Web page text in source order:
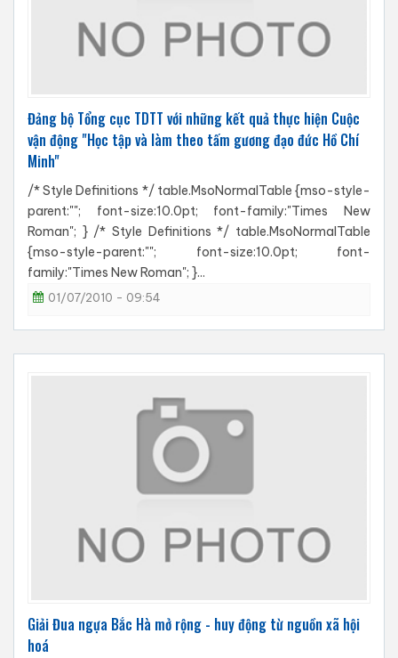
Đảng bộ Tổng cục TDTT với những kết quả thực hiện Cuộc
vận động "Học tập và làm theo tấm gương đạo đức Hồ Chí
Minh"
/* Style Definitions */ table.MsoNormalTable {mso-style-
parent:""; font-size:10.0pt; font-family:"Times New
Roman"; } /* Style Definitions */ table.MsoNormalTable
{mso-style-parent:""; font-size:10.0pt; font-
family:"Times New Roman"; }...
01/07/2010 - 09:54
Giải Đua ngựa Bắc Hà mở rộng - huy động từ nguồn xã hội
hoá